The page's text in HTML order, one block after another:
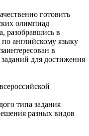
готовить
олимпиад
разобравшись в
английскому языку
в
для достижения
типа задания
разных видов